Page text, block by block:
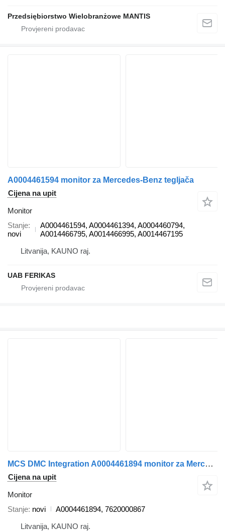
Przedsiębiorstwo Wielobranżowe MANTIS
A0004461594 monitor za Mercedes-Benz tegljača
Cijena na upit
Monitor
Stanje
novi
A0004461594, A0004461394, A0004460794,
A0014466795, A0014466995, A0014467195
Litvanija, KAUNO raj.
UAB FERIKAS
MCS DMC Integration A0004461894 monitor za Mercedes-Benz tegljača
Cijena na upit
Monitor
Stanje novi
A0004461894, 7620000867
Litvanija, KAUNO raj.